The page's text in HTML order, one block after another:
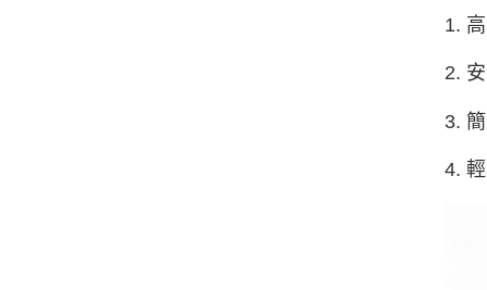
1.
2.
3.
4.